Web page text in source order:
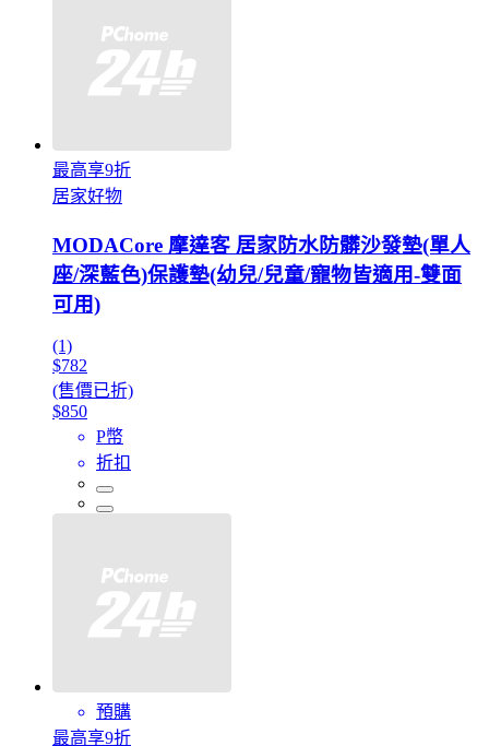
最高享9折
居家好物
MODACore 摩達客 居家防水防髒沙發墊(單人
座/深藍色)保護墊(幼兒/兒童/寵物皆適用-雙面
可用)
(1)
$782
(售價已折)
$850
P幣
折扣
預購
最高享9折